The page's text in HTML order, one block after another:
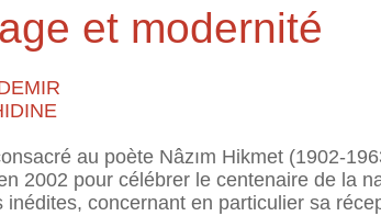
et modernité
au poète Nâzım Hikmet (1902-
2002 pour célébrer le centenaire de la
inédites, concernant en particulier sa